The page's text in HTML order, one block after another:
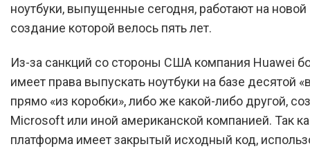
ноутбуки, выпущенные сегодня, работают на
создание которой велось пять лет.
Из-за санкций со стороны США компания Huawei
имеет права выпускать ноутбуки на базе десятой
прямо «из коробки», либо же какой-либо другой,
Microsoft или иной американской компанией. Так
платформа имеет закрытый исходный код,